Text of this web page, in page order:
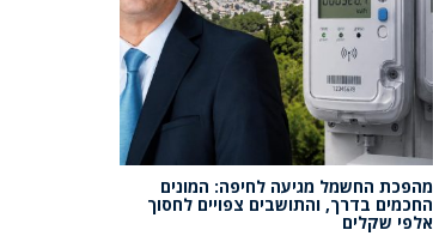
מהפכת החשמל מגיעה לחיפה: המונים
החכמים בדרך, והתושבים צפויים לחסוך
אלפי שקלים